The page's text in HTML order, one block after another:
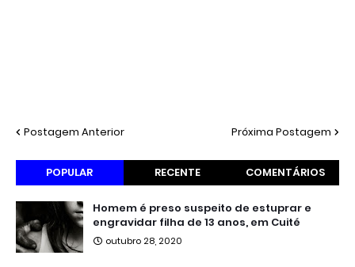
Postagem Anterior Próxima Postagem
POPULAR RECENTE COMENTÁRIOS
Homem é preso suspeito de estuprar e
engravidar filha de 13 anos, em Cuité
outubro 28, 2020